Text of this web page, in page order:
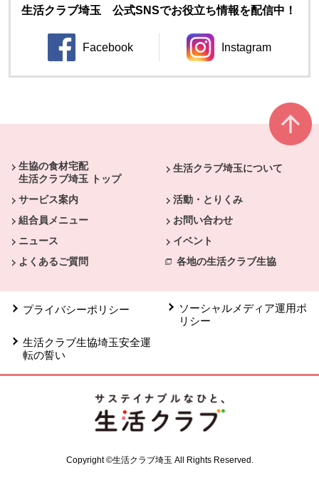
生活クラブ埼玉 公式SNSでお役立ち情報を配信中！
Facebook
別のウィンドウで開きます。
Instagram
別のウィンドウ
生協の食材宅配
生活クラブ埼玉 トップ
生活クラブ埼玉について
サービス案内
活動・とりくみ
組合員メニュー
お問い合わせ
ニュース
イベント
よくあるご質問
各地の生活クラブ生協
プライバシーポリシー
ソーシャルメディア運用ポ
リシー
生活クラブ生協埼玉安全運
転の誓い
Copyright ©生活クラブ埼玉 All Rights Reserved.